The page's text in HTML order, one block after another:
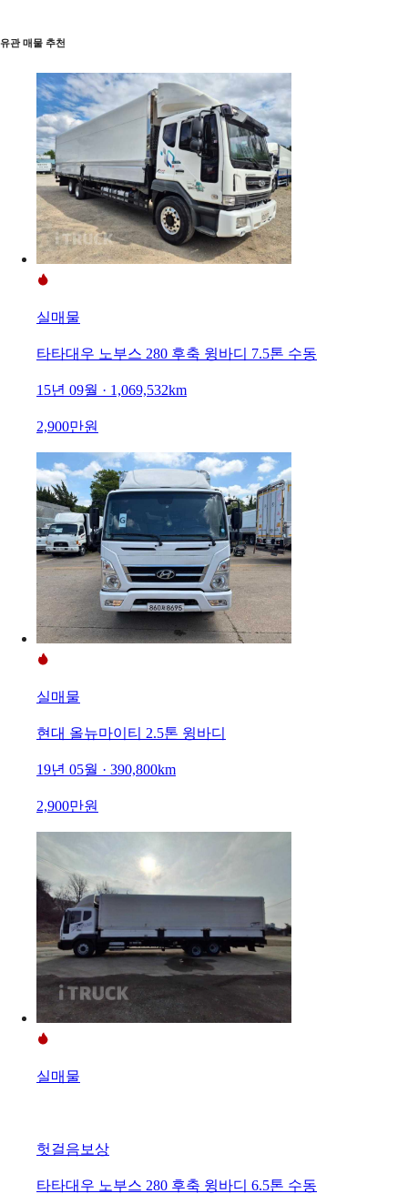
유관 매물 추천
실매물
타타대우 노부스 280 후축 윙바디 7.5톤 수동
15년 09월 · 1,069,532km
2,900만원
실매물
현대 올뉴마이티 2.5톤 윙바디
19년 05월 · 390,800km
2,900만원
실매물
헛걸음보상
타타대우 노부스 280 후축 윙바디 6.5톤 수동